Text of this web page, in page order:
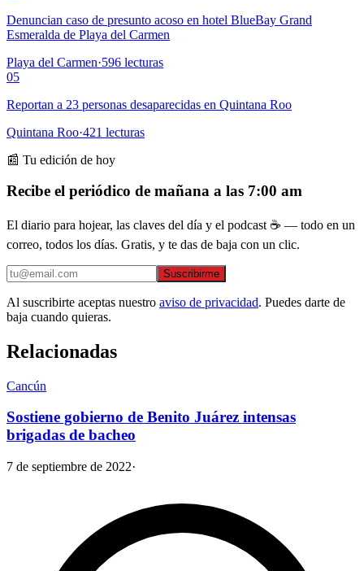
Denuncian caso de presunto acoso en hotel BlueBay Grand
Esmeralda de Playa del Carmen
Playa del Carmen·596 lecturas
05
Reportan a 23 personas desaparecidas en Quintana Roo
Quintana Roo·421 lecturas
📰 Tu edición de hoy
Recibe el periódico de mañana a las 7:00 am
El diario para hojear, las claves del día y el podcast ☕ — todo en un
correo, todos los días. Gratis, y te das de baja con un clic.
Suscribirme
Al suscribirte aceptas nuestro aviso de privacidad. Puedes darte de
baja cuando quieras.
Relacionadas
Cancún
Sostiene gobierno de Benito Juárez intensas
brigadas de bacheo
7 de septiembre de 2022·